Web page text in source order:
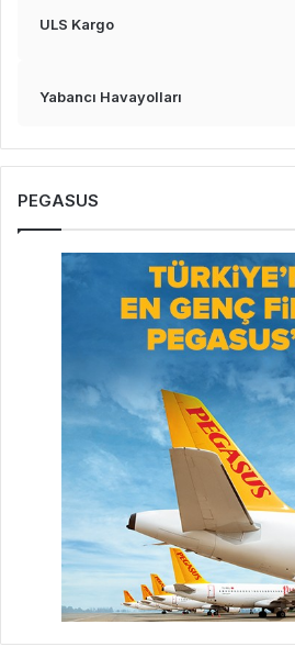
ULS Kargo
Yabancı Havayolları
PEGASUS